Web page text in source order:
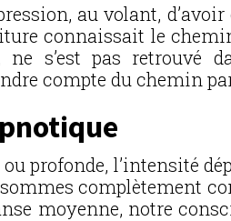
au volant,
connaissait le
s’est pas retrouvé
compte du chemin
profonde, l’intensité
complètement
moyenne, notre